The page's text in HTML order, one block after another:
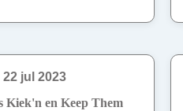
22 jul 2023
Kiek'n en Keep Them